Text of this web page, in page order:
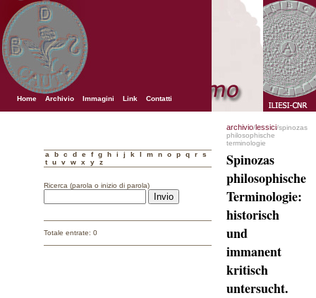
Home Archivio Immagini Link Contatti
a b c d e f g h i j k l m n o p q r
s
t
u v w x y z
Ricerca (parola o inizio di parola)
Totale entrate: 0
archivio/lessici/spinozas
philosophische
terminologie
Spinozas
philosophische
Terminologie:
historisch
und
immanent
kritisch
untersucht.